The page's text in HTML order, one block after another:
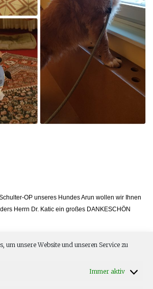
um unsere Website und unseren Service zu
Immer aktiv
OP unseres Hundes Arun wollen wir Ihnen
Herrn Dr. Katic ein großes DANKESCHÖN
von noch leichtem Hinken nach längerem
vergnügt!